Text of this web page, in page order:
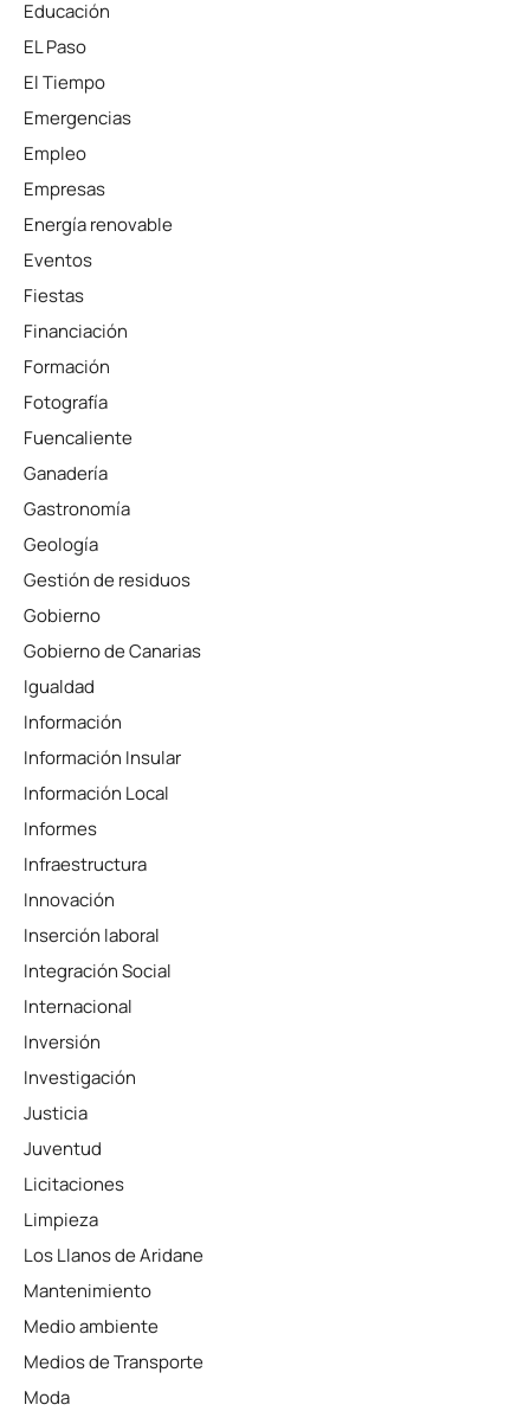
Educación
EL Paso
El Tiempo
Emergencias
Empleo
Empresas
Energía renovable
Eventos
Fiestas
Financiación
Formación
Fotografía
Fuencaliente
Ganadería
Gastronomía
Geología
Gestión de residuos
Gobierno
Gobierno de Canarias
Igualdad
Información
Información Insular
Información Local
Informes
Infraestructura
Innovación
Inserción laboral
Integración Social
Internacional
Inversión
Investigación
Justicia
Juventud
Licitaciones
Limpieza
Los Llanos de Aridane
Mantenimiento
Medio ambiente
Medios de Transporte
Moda